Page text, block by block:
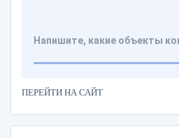
ПЕРЕЙТИ НА САЙТ